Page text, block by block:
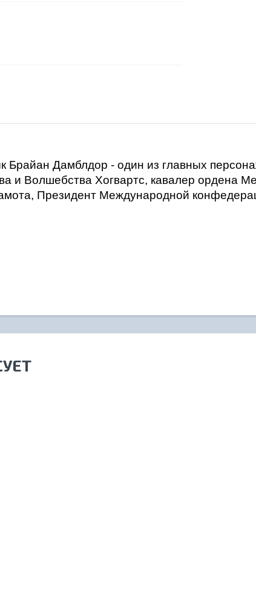
Брайан Дамблдор - один из главных
и Волшебства Хогвартс, кавалер ордена
Президент Международной